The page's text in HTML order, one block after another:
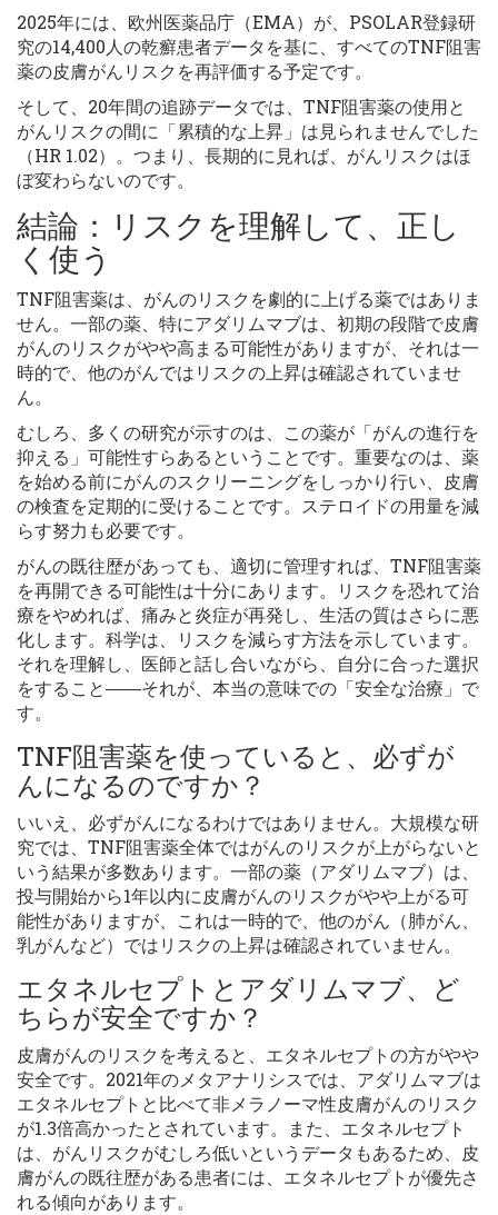
2025年には、欧州医薬品庁（EMA）が、PSOLAR登録研
究の14,400人の乾癬患者データを基に、すべてのTNF阻害
薬の皮膚がんリスクを再評価する予定です。
そして、20年間の追跡データでは、TNF阻害薬の使用と
がんリスクの間に「累積的な上昇」は見られませんでした
（HR 1.02）。つまり、長期的に見れば、がんリスクはほ
ぼ変わらないのです。
結論：リスクを理解して、正し
く使う
TNF阻害薬は、がんのリスクを劇的に上げる薬ではありま
せん。一部の薬、特にアダリムマブは、初期の段階で皮膚
がんのリスクがやや高まる可能性がありますが、それは一
時的で、他のがんではリスクの上昇は確認されていませ
ん。
むしろ、多くの研究が示すのは、この薬が「がんの進行を
抑える」可能性すらあるということです。重要なのは、薬
を始める前にがんのスクリーニングをしっかり行い、皮膚
の検査を定期的に受けることです。ステロイドの用量を減
らす努力も必要です。
がんの既往歴があっても、適切に管理すれば、TNF阻害薬
を再開できる可能性は十分にあります。リスクを恐れて治
療をやめれば、痛みと炎症が再発し、生活の質はさらに悪
化します。科学は、リスクを減らす方法を示しています。
それを理解し、医師と話し合いながら、自分に合った選択
をすること――それが、本当の意味での「安全な治療」で
す。
TNF阻害薬を使っていると、必ずが
んになるのですか？
いいえ、必ずがんになるわけではありません。大規模な研
究では、TNF阻害薬全体ではがんのリスクが上がらないと
いう結果が多数あります。一部の薬（アダリムマブ）は、
投与開始から1年以内に皮膚がんのリスクがやや上がる可
能性がありますが、これは一時的で、他のがん（肺がん、
乳がんなど）ではリスクの上昇は確認されていません。
エタネルセプトとアダリムマブ、ど
ちらが安全ですか？
皮膚がんのリスクを考えると、エタネルセプトの方がやや
安全です。2021年のメタアナリシスでは、アダリムマブは
エタネルセプトと比べて非メラノーマ性皮膚がんのリスク
が1.3倍高かったとされています。また、エタネルセプト
は、がんリスクがむしろ低いというデータもあるため、皮
膚がんの既往歴がある患者には、エタネルセプトが優先さ
れる傾向があります。